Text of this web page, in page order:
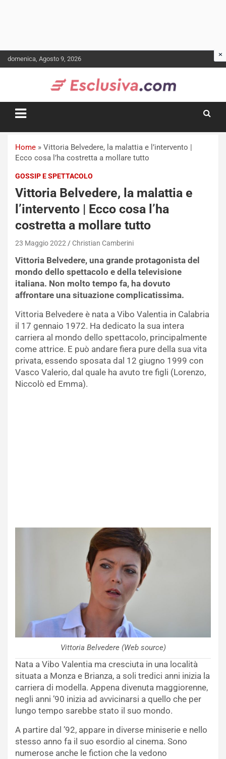
Skip
to
domenica, Agosto 9, 2026
Home » Vittoria Belvedere, la malattia e l’intervento |
Ecco cosa l’ha costretta a mollare tutto
GOSSIP E SPETTACOLO
Vittoria Belvedere, la malattia e
l’intervento | Ecco cosa l’ha
costretta a mollare tutto
23 Maggio 2022 Christian Camberini
Vittoria Belvedere, una grande protagonista del
mondo dello spettacolo e della televisione
italiana. Non molto tempo fa, ha dovuto
affrontare una situazione complicatissima.
Vittoria Belvedere è nata a Vibo Valentia in Calabria
il 17 gennaio 1972. Ha dedicato la sua intera
carriera al mondo dello spettacolo, principalmente
come attrice. E può andare fiera pure della sua vita
privata, essendo sposata dal 12 giugno 1999 con
Vasco Valerio, dal quale ha avuto tre figli (Lorenzo,
Niccolò ed Emma).
Vittoria Belvedere (Web source)
Nata a Vibo Valentia ma cresciuta in una località
situata a Monza e Brianza, a soli tredici anni inizia la
carriera di modella. Appena divenuta maggiorenne,
negli anni ’90 inizia ad avvicinarsi a quello che per
lungo tempo sarebbe stato il suo mondo.
A partire dal ’92, appare in diverse miniserie e nello
stesso anno fa il suo esordio al cinema. Sono
numerose anche le fiction che la vedono